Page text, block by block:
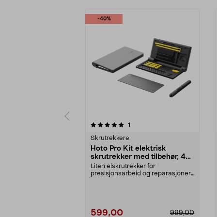
-40%
1
Skrutrekkere
Hoto Pro Kit elektrisk
skrutrekker med tilbehør, 48
deler
Liten elskrutrekker for
presisjonsarbeid og reparasjoner.
599,00 999,00
4.5 av 5 stjerner